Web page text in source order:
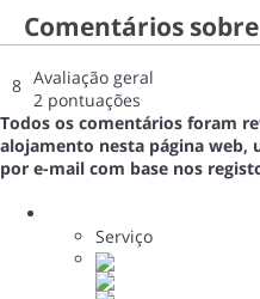
Comentários
8 Avaliação geral
2 pontuações
Todos os comentários foram
alojamento nesta página web,
por e-mail com base nos
Serviço